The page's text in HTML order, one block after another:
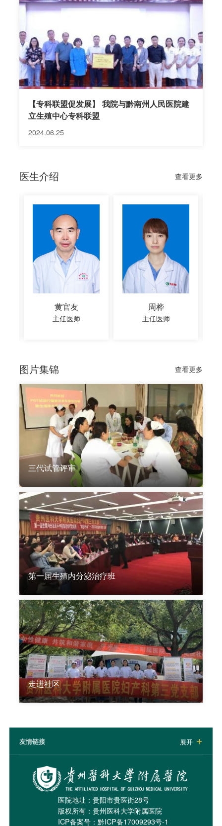
【专科联盟促发展】 我院与黔南州人民医院建
立生殖中心专科联盟
2024.06.25
医生介绍 查看更多
图片集锦 查看更多
三代试管评审
第一届生殖内分泌治疗班
走进社区
友情链接 展开 
医院地址：贵阳市贵医街28号
版权所有：贵州医科大学附属医院
ICP备案号： 黔ICP备17009293号-1